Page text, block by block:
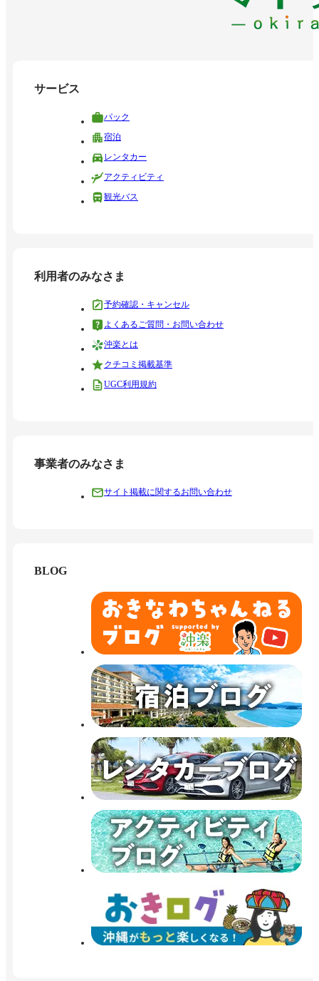
サービス
パック
宿泊
レンタカー
アクティビティ
観光バス
利用者のみなさま
予約確認・キャンセル
よくあるご質問・お問い合わせ
沖楽とは
クチコミ掲載基準
UGC利用規約
事業者のみなさま
サイト掲載に関するお問い合わせ
BLOG